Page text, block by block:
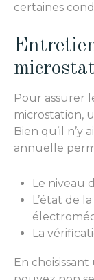
certaines
Pour assurer
microstation,
Bien qu’il n’y
annuelle
Le niveau
L’état de
La
En